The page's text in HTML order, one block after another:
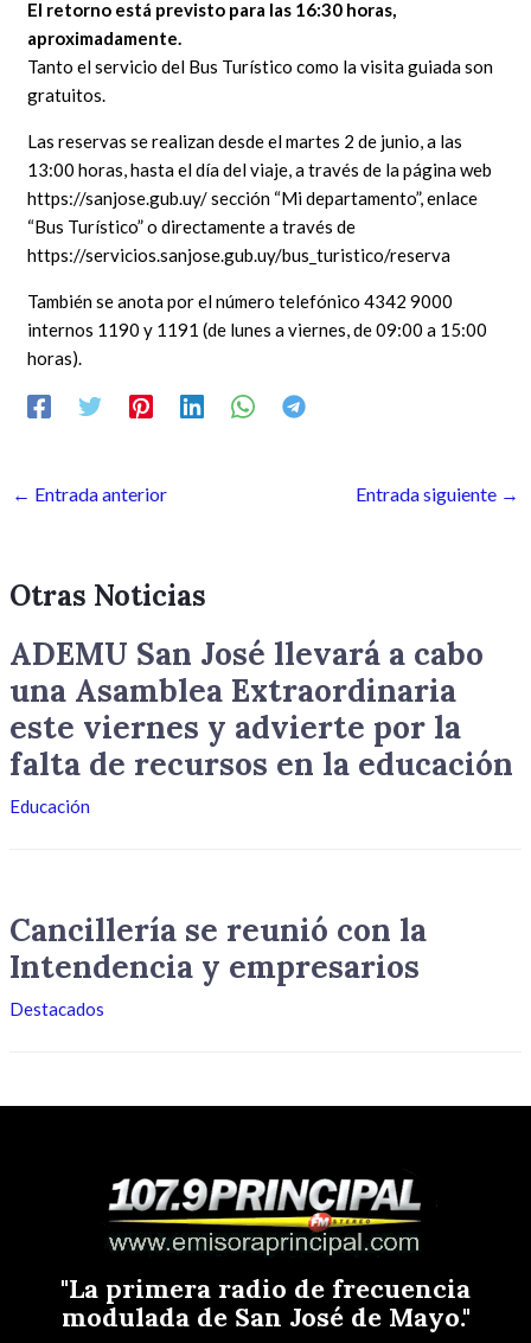
El retorno está previsto para las 16:30 horas,
aproximadamente.
Tanto el servicio del Bus Turístico como la visita guiada son
gratuitos.
Las reservas se realizan desde el martes 2 de junio, a las
13:00 horas, hasta el día del viaje, a través de la página web
https://sanjose.gub.uy/ sección “Mi departamento”, enlace
“Bus Turístico” o directamente a través de
https://servicios.sanjose.gub.uy/bus_turistico/reserva
También se anota por el número telefónico 4342 9000
internos 1190 y 1191 (de lunes a viernes, de 09:00 a 15:00
horas).
← Entrada anterior Entrada siguiente →
Otras Noticias
ADEMU San José llevará a cabo
una Asamblea Extraordinaria
este viernes y advierte por la
falta de recursos en la educación
Educación
Cancillería se reunió con la
Intendencia y empresarios
Destacados
"La primera radio de frecuencia
modulada de San José de Mayo."